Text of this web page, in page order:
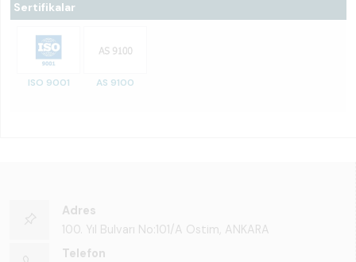
Sertifikalar
ISO 9001 AS 9100
Adres
100. Yıl Bulvarı No:101/A Ostim, ANKARA
Telefon